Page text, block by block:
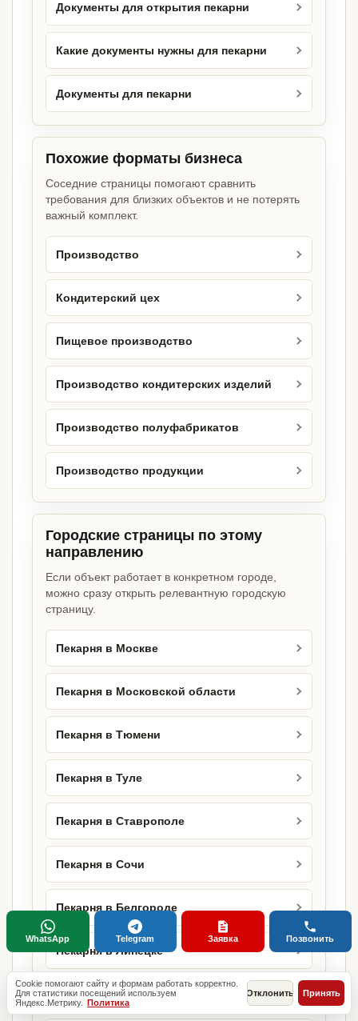
Документы для открытия пекарни
Какие документы нужны для пекарни
Документы для пекарни
Похожие форматы бизнеса
Соседние страницы помогают сравнить
требования для близких объектов и не потерять
важный комплект.
Производство
Кондитерский цех
Пищевое производство
Производство кондитерских изделий
Производство полуфабрикатов
Производство продукции
Городские страницы по этому
направлению
Если объект работает в конкретном городе,
можно сразу открыть релевантную городскую
страницу.
Пекарня в Москве
Пекарня в Московской области
Пекарня в Тюмени
Пекарня в Туле
Пекарня в Ставрополе
Пекарня в Сочи
Пекарня в Белгороде
Пекарня в Липецке
Пекарня в Оренбурге
Cookie помогают сайту и формам работать корректно.
Для статистики посещений используем
Яндекс.Метрику. Политика
Отклонить Принять
WhatsApp Telegram Заявка Позвонить